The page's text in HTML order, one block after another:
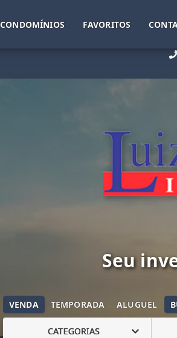
CONDOMÍNIOS FAVORITOS
Seu
VENDA TEMPORADA ALUGUEL
CATEGORIAS